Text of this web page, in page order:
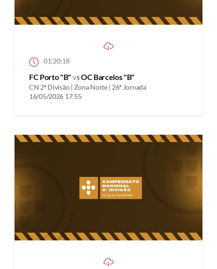
01:20:18
FC Porto "B" vsOC Barcelos "B"
CN 2ª Divisão | Zona Norte | 26ª Jornada
16/05/2026 17:55